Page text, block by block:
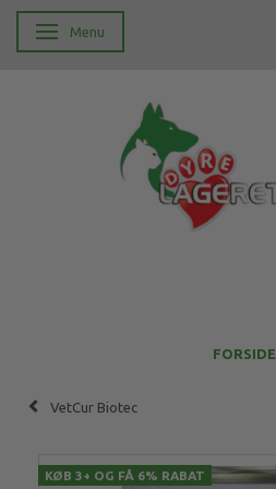
Skifte navigation
Menu
FORSIDE
VetCur Biotec
KØB 3+ OG FÅ 6% RABAT